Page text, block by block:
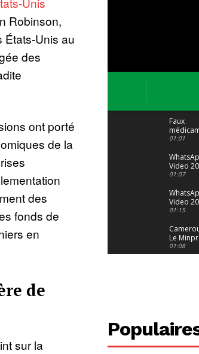
Robinson,
États-Unis au
des
ont porté
de la
des
fonds de
en
de
sur la
Faux
: Le trafic
malgré
01:01
Video
04 at 15
01:07
Video
29 at 12
01:15
Le
alerte
dérives
01:08
grandes
pluies
Échec au
Le père